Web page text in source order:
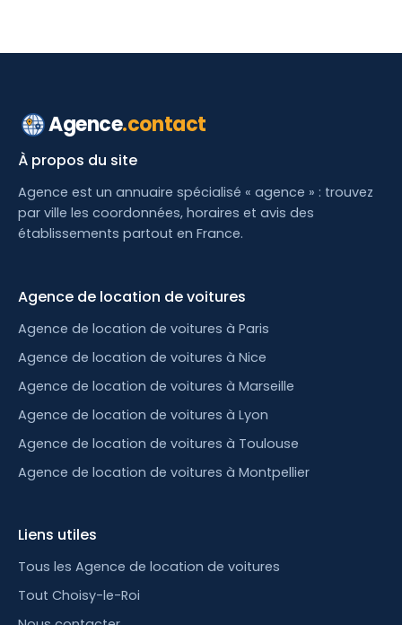
Agence.contact
À propos du site
Agence est un annuaire spécialisé « agence » : trouvez
par ville les coordonnées, horaires et avis des
établissements partout en France.
Agence de location de voitures
Agence de location de voitures à Paris
Agence de location de voitures à Nice
Agence de location de voitures à Marseille
Agence de location de voitures à Lyon
Agence de location de voitures à Toulouse
Agence de location de voitures à Montpellier
Liens utiles
Tous les Agence de location de voitures
Tout Choisy-le-Roi